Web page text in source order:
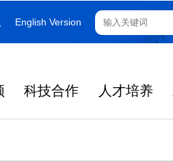
English Version
科技合作 人才培养